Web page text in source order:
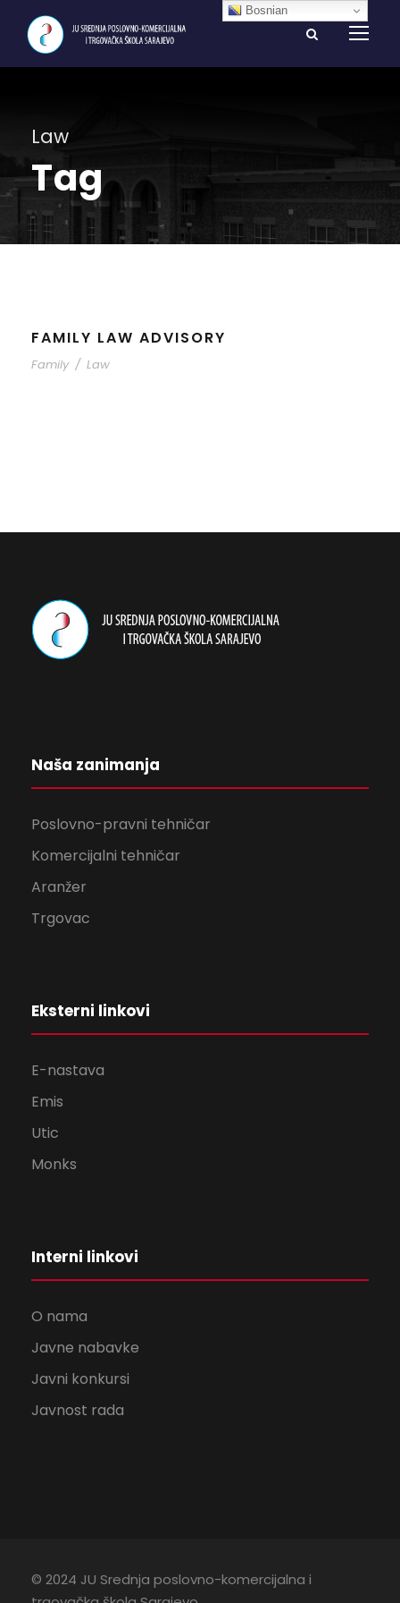
Law
Tag
FAMILY LAW ADVISORY
Family / Law
Naša zanimanja
Poslovno-pravni tehničar
Komercijalni tehničar
Aranžer
Trgovac
Eksterni linkovi
E-nastava
Emis
Utic
Monks
Interni linkovi
O nama
Javne nabavke
Javni konkursi
Javnost rada
© 2024 JU Srednja poslovno-komercijalna i
Bosnian